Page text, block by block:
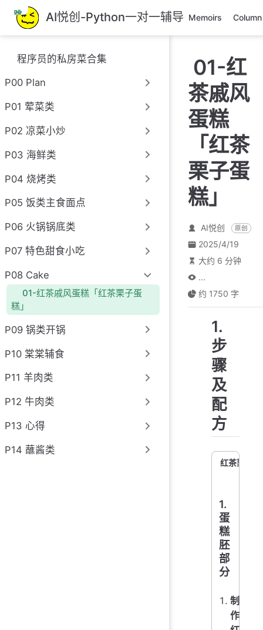
跳
至
主
要
內
AI悦创-Python一对一辅导 Memoirs Column
程序员的私房菜合集
P00 Plan
P01 荤菜类
P02 凉菜小炒
P03 海鲜类
P04 烧烤类
P05 饭类主食面点
P06 火锅锅底类
P07 特色甜食小吃
P08 Cake
01-红茶戚风蛋糕「红茶栗子蛋
糕」
P09 锅类开锅
P10 棠棠辅食
P11 羊肉类
P12 牛肉类
P13 心得
P14 蘸酱类
01-红
茶戚风
蛋糕
「红茶
栗子蛋
糕」
AI悦创 原创
2025/4/19
大约 6 分钟
...
约 1750 字
1.
步
骤
及
配
方
红茶栗子
1.
蛋
糕
胚
部
分
制
作